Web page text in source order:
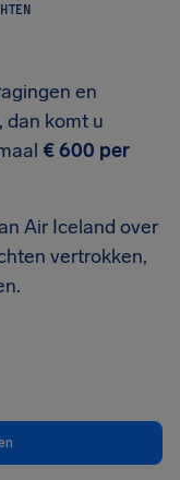
en
dan komt u
€ 600 per
Air Iceland over
vertrokken,